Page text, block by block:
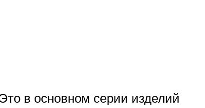
в основном серии изделий